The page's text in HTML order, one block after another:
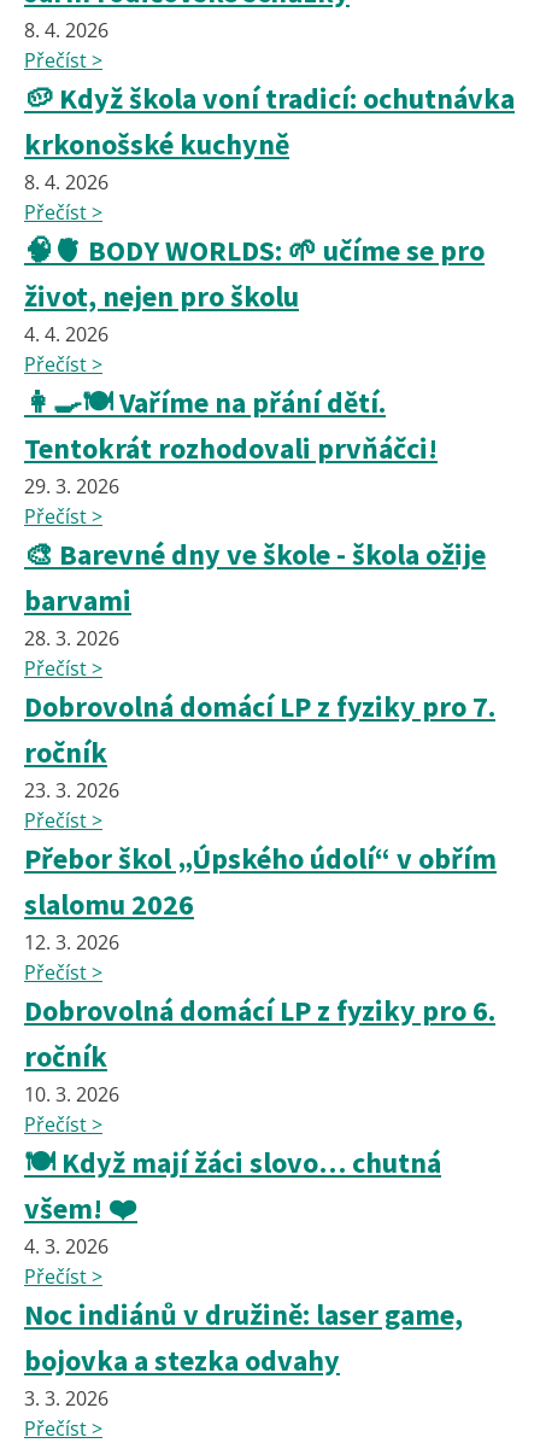
8. 4. 2026
Přečíst >
🥔 Když škola voní tradicí: ochutnávka
krkonošské kuchyně
8. 4. 2026
Přečíst >
🧠🫀 BODY WORLDS: 🌱 učíme se pro
život, nejen pro školu
4. 4. 2026
Přečíst >
👩‍🍳🍽️ Vaříme na přání dětí.
Tentokrát rozhodovali prvňáčci!
29. 3. 2026
Přečíst >
🎨 Barevné dny ve škole - škola ožije
barvami
28. 3. 2026
Přečíst >
Dobrovolná domácí LP z fyziky pro 7.
ročník
23. 3. 2026
Přečíst >
Přebor škol „Úpského údolí“ v obřím
slalomu 2026
12. 3. 2026
Přečíst >
Dobrovolná domácí LP z fyziky pro 6.
ročník
10. 3. 2026
Přečíst >
🍽️ Když mají žáci slovo… chutná
všem! ❤️
4. 3. 2026
Přečíst >
Noc indiánů v družině: laser game,
bojovka a stezka odvahy
3. 3. 2026
Přečíst >